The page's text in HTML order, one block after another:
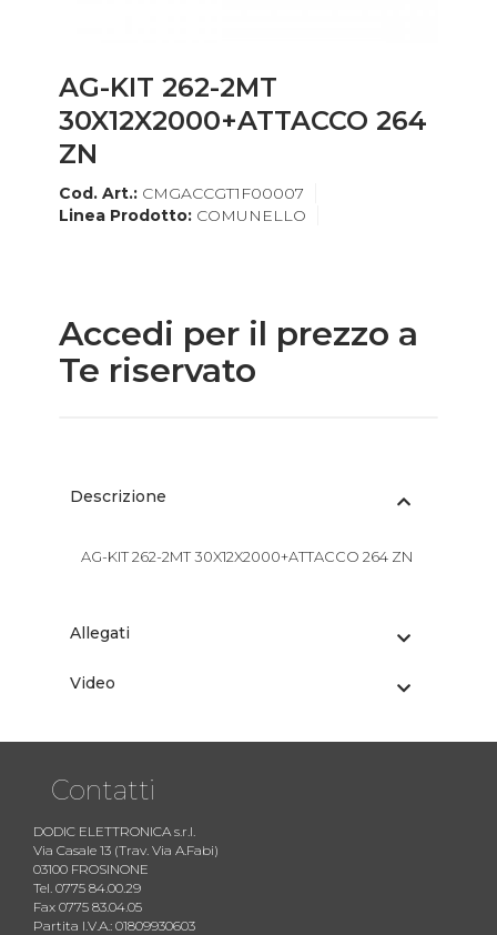
AG-KIT 262-2MT
30X12X2000+ATTACCO 264
ZN
Cod. Art.: CMGACCGT1F00007
Linea Prodotto: COMUNELLO
Accedi per il prezzo a
Te riservato
Descrizione
AG-KIT 262-2MT 30X12X2000+ATTACCO 264 ZN
Allegati
Video
Contatti
DODIC ELETTRONICA s.r.l.
Via Casale 13 (Trav. Via A.Fabi)
03100 FROSINONE
Tel. 0775 84.00.29
Fax 0775 83.04.05
Partita I.V.A.: 01809930603